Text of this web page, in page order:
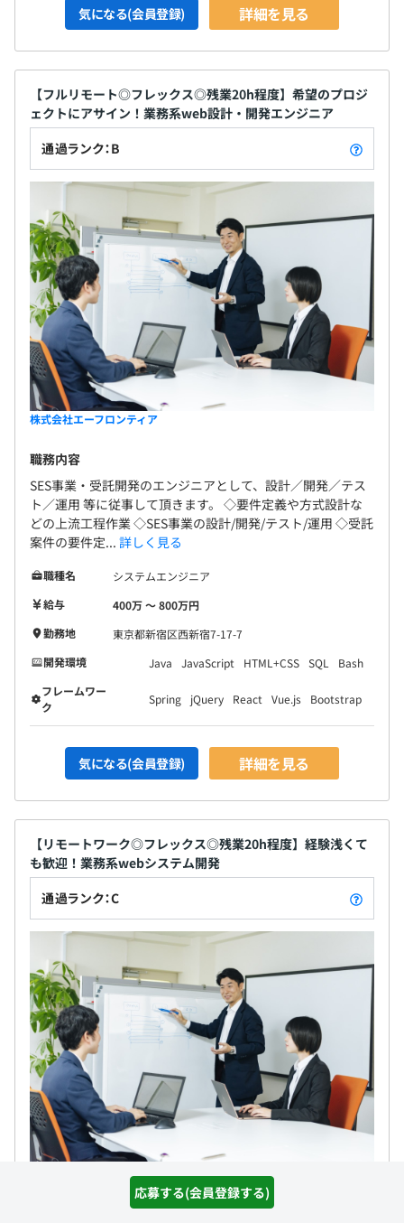
応募する(会員登録する)
気になる(会員登録) 詳細を見る
【フルリモート◎フレックス◎残業20h程度】希望のプロジ
ェクトにアサイン！業務系web設計・開発エンジニア
通過ランク：B
株式会社エーフロンティア
職務内容
SES事業・受託開発のエンジニアとして、設計／開発／テス
ト／運用 等に従事して頂きます。 ◇要件定義や方式設計な
どの上流工程作業 ◇SES事業の設計/開発/テスト/運用 ◇受託
案件の要件定... 詳しく見る
職種名
システムエンジニア
給与
400万 〜 800万円
勤務地
東京都新宿区西新宿7-17-7
開発環境
Java JavaScript HTML+CSS SQL
Bash
フレームワー
ク
Spring jQuery React Vue.js Bootstrap
気になる(会員登録) 詳細を見る
【リモートワーク◎フレックス◎残業20h程度】経験浅くて
も歓迎！業務系webシステム開発
通過ランク：C